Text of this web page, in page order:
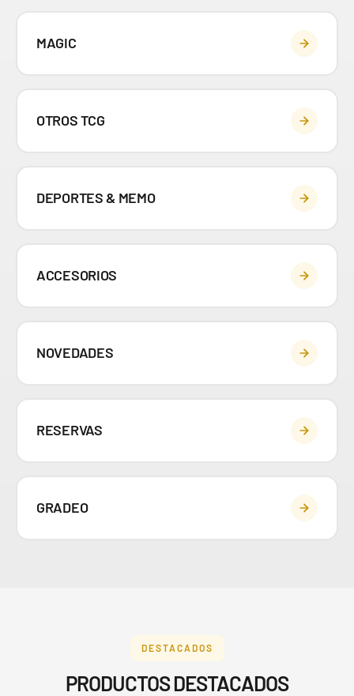
MAGIC
OTROS TCG
DEPORTES & MEMO
ACCESORIOS
NOVEDADES
RESERVAS
GRADEO
DESTACADOS
PRODUCTOS DESTACADOS